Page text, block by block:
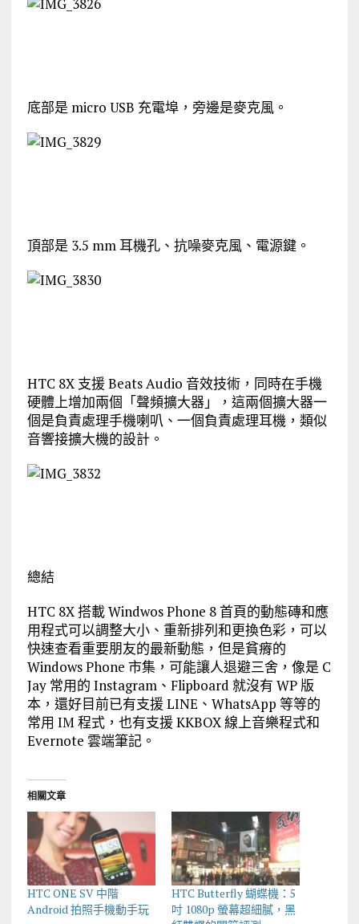
底部是 micro USB 充電埠，旁邊是麥克風。
頂部是 3.5 mm 耳機孔、抗噪麥克風、電源鍵。
HTC 8X 支援 Beats Audio 音效技術，同時在手機
硬體上增加兩個「聲頻擴大器」，這兩個擴大器一
個是負責處理手機喇叭、一個負責處理耳機，類似
音響接擴大機的設計。
總結
HTC 8X 搭載 Windwos Phone 8 首頁的動態磚和應
用程式可以調整大小、重新排列和更換色彩，可以
快速查看重要朋友的最新動態，但是貧瘠的
Windows Phone 市集，可能讓人退避三舍，像是 C
Jay 常用的 Instagram、Flipboard 就沒有 WP 版
本，還好目前已有支援 LINE、WhatsApp 等等的
常用 IM 程式，也有支援 KKBOX 線上音樂程式和
Evernote 雲端筆記。
相關文章
HTC ONE SV 中階
Android 拍照手機動手玩
HTC Butterfly 蝴蝶機：5
吋 1080p 螢幕超細膩，黑